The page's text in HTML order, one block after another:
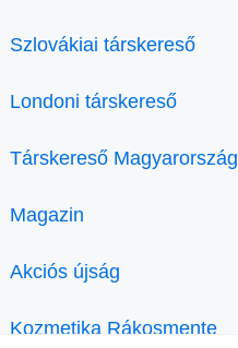
Szlovákiai társkereső
Londoni társkereső
Társkereső Magyarország
Magazin
Akciós újság
Kozmetika Rákosmente